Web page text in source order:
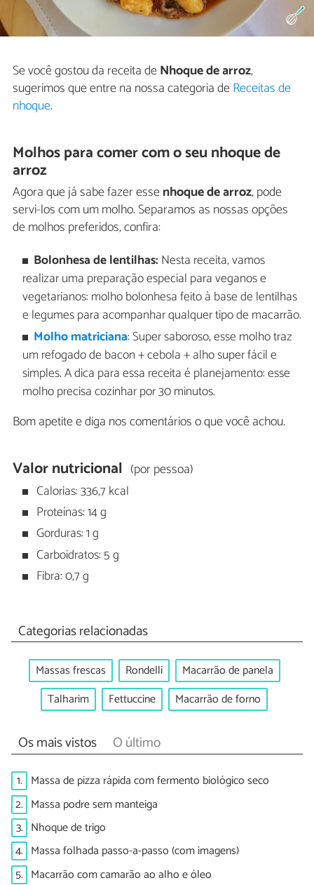
Se você gostou da receita deNhoque de arroz,
sugerimos que entre na nossa categoria deReceitas de
nhoque.
Molhos para comer com o seu nhoque de
arroz
Agora que já sabe fazer essenhoque de arroz, pode
servi-los com um molho. Separamos as nossas opções
de molhos preferidos, confira:
Bolonhesa de lentilhas: Nesta receita, vamos
realizar uma preparação especial para veganos e
vegetarianos: molho bolonhesa feito à base de lentilhas
e legumes para acompanhar qualquer tipo de macarrão.
Molho matriciana: Super saboroso, esse molho traz
um refogado de bacon + cebola + alho super fácil e
simples. A dica para essa receita é planejamento: esse
molho precisa cozinhar por 30 minutos.
Bom apetite e diga nos comentários o que você achou.
Valor nutricional (por pessoa)
Calorias: 336,7 kcal
Proteínas: 14 g
Gorduras: 1 g
Carboidratos: 5 g
Fibra: 0,7 g
Categorias relacionadas
Massas frescas Rondelli
Macarrão de panela
Talharim
Fettuccine Macarrão de forno
Os mais vistos O último
1. Massa de pizza rápida com fermento biológico seco
2. Massa podre sem manteiga
3. Nhoque de trigo
4. Massa folhada passo-a-passo (com imagens)
5. Macarrão com camarão ao alho e óleo